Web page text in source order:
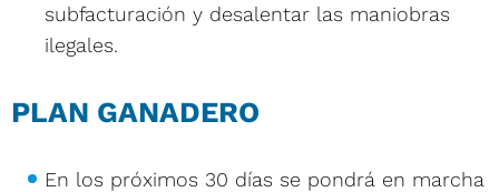
subfacturación y desalentar las maniobras
ilegales.
PLAN GANADERO
En los próximos 30 días se pondrá en marcha